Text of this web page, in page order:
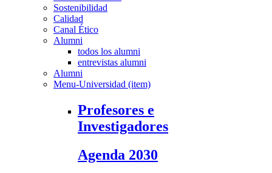
Sostenibilidad
Calidad
Canal Ético
Alumni
todos los alumni
entrevistas alumni
Alumni
Menu-Universidad (item)
Profesores e
Investigadores
Agenda 2030